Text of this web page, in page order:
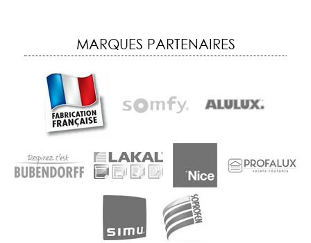
MARQUES PARTENAIRES